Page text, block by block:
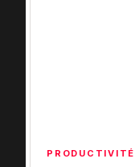
PRODUCTIVITÉ